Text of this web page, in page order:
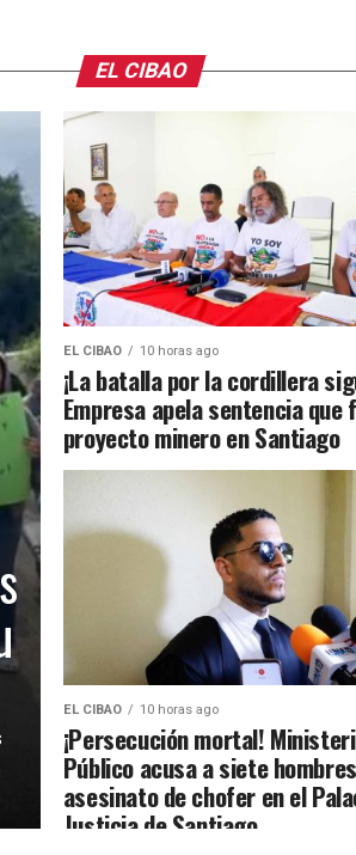
EL CIBAO
EL CIBAO 10 horas ago
¡La batalla por la cordillera
Empresa apela sentencia que
proyecto minero en Santiago
EL CIBAO 10 horas ago
¡Persecución mortal!
Público acusa a siete
asesinato de chofer en el
Justicia de Santiago